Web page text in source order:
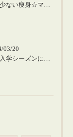
痛みの少ない痩身☆マシーンを使った筋膜リリース！
03/20
卒業＆入学シーズンにお肌のメンテナンスを♪